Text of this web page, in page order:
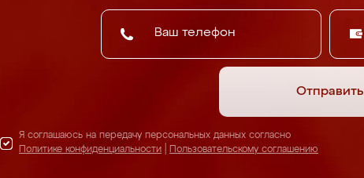
Отправить
Я соглашаюсь на передачу персональных данных согласно
Политике конфиденциальности
Пользовательскому соглашению